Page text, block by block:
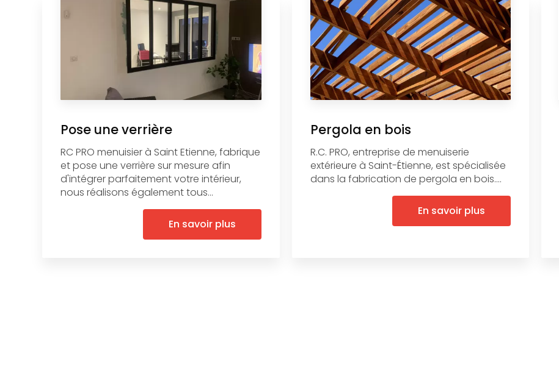
Pose une verrière
RC PRO menuisier à Saint Etienne, fabrique
et pose une verrière sur mesure afin
d'intégrer parfaitement votre intérieur,
nous réalisons également tous...
En savoir plus
Pergola en bois
R.C. PRO, entreprise de menuiserie
extérieure à Saint-Étienne, est spécialisée
dans la fabrication de pergola en bois....
En savoir plus